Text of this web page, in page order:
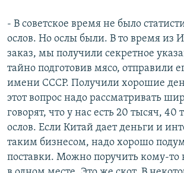
- В советское время не было
ослов. Но ослы были. В то время из
заказ, мы получили секретное
тайно подготовив мясо, отправили
имени СССР. Получили хорошие
этот вопрос надо рассматривать
говорят, что у нас есть 20 тысяч, 40
ослов. Если Китай дает деньги и
таким бизнесом, надо хорошо
поставки. Можно поручить кому-